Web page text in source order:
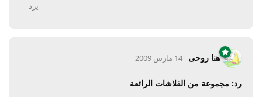
يرد
هنا روحى 14 مارس 2009
رد: مجموعة من الفلاشات الرائعة